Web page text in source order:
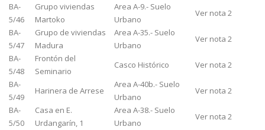
BA-
5/46
Grupo viviendas
Martoko
Area A-9.- Suelo
Urbano
Ver nota 2
BA-
5/47
Grupo de viviendas
Madura
Area A-35.- Suelo
Urbano
Ver nota 2
BA-
5/48
Frontón del
Seminario
Casco Histórico
Ver nota 2
BA-
5/49
Harinera de Arrese
Area A-40b.- Suelo
Urbano
Ver nota 2
BA-
5/50
Casa en E.
Urdangarín, 1
Area A-38.- Suelo
Urbano
Ver nota 2